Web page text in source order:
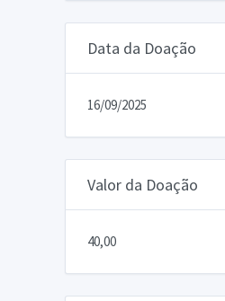
Data da Doação
16/09/2025
Valor da Doação
40,00